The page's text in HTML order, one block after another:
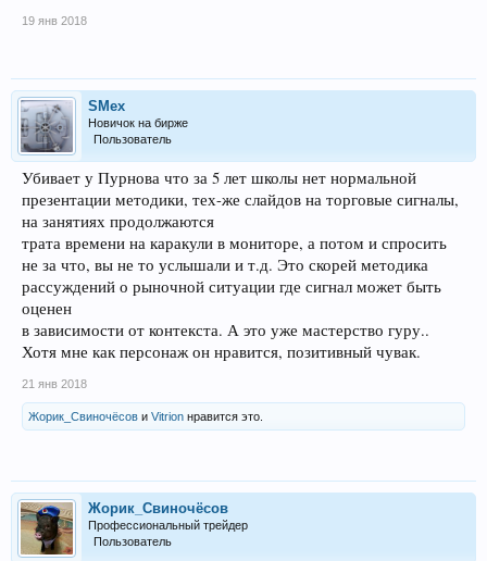
19 янв 2018
SMex
Новичок на бирже
Пользователь
Убивает у Пурнова что за 5 лет школы нет нормальной
презентации методики, тех-же слайдов на торговые сигналы,
на занятиях продолжаются
трата времени на каракули в мониторе, а потом и спросить
не за что, вы не то услышали и т.д. Это скорей методика
рассуждений о рыночной ситуации где сигнал может быть
оценен
в зависимости от контекста. А это уже мастерство гуру..
Хотя мне как персонаж он нравится, позитивный чувак.
21 янв 2018
Жорик_Свиночёсов и Vitrion нравится это.
Жорик_Свиночёсов
Профессиональный трейдер
Пользователь